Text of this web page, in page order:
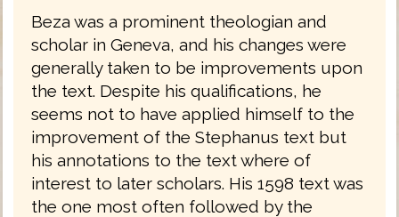
Beza was a prominent theologian and
scholar in Geneva, and his changes were
generally taken to be improvements upon
the text. Despite his qualifications, he
seems not to have applied himself to the
improvement of the Stephanus text but
his annotations to the text where of
interest to later scholars. His 1598 text was
the one most often followed by the